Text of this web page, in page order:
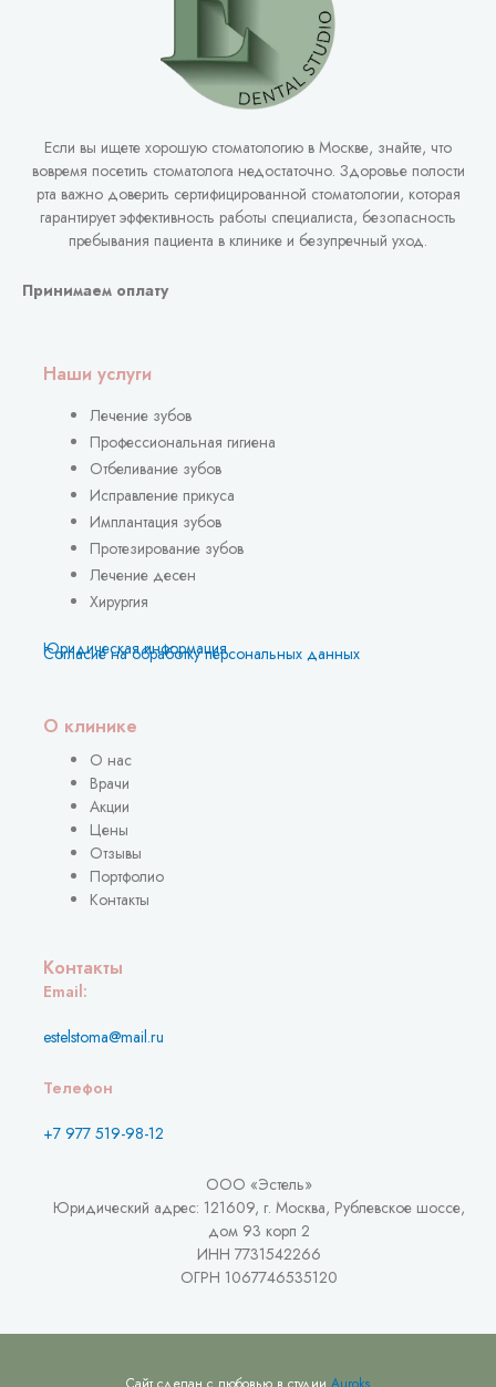
Если вы ищете хорошую стоматологию в Москве, знайте, что
вовремя посетить стоматолога недостаточно. Здоровье полости
рта важно доверить сертифицированной стоматологии, которая
гарантирует эффективность работы специалиста, безопасность
пребывания пациента в клинике и безупречный уход.
Принимаем оплату
Наши услуги
Лечение зубов
Профессиональная гигиена
Отбеливание зубов
Исправление прикуса
Имплантация зубов
Протезирование зубов
Лечение десен
Хирургия
Юридическая информация
Согласие на обработку персональных данных
О клинике
О нас
Врачи
Акции
Цены
Отзывы
Портфолио
Контакты
Контакты
Email:
estelstoma@mail.ru
Телефон
+7 977 519-98-12
ООО «Эстель»
Юридический адрес: 121609, г. Москва, Рублевское шоссе,
дом 93 корп 2
ИНН 7731542266
ОГРН 1067746535120